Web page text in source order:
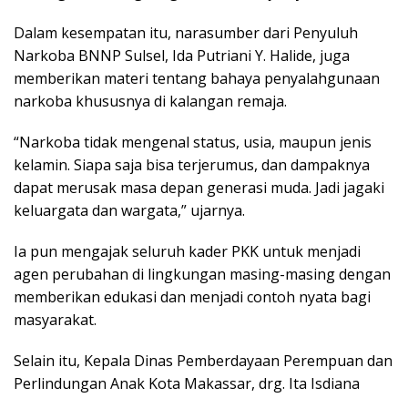
Dalam kesempatan itu, narasumber dari Penyuluh
Narkoba BNNP Sulsel, Ida Putriani Y. Halide, juga
memberikan materi tentang bahaya penyalahgunaan
narkoba khususnya di kalangan remaja.
“Narkoba tidak mengenal status, usia, maupun jenis
kelamin. Siapa saja bisa terjerumus, dan dampaknya
dapat merusak masa depan generasi muda. Jadi jagaki
keluargata dan wargata,” ujarnya.
Ia pun mengajak seluruh kader PKK untuk menjadi
agen perubahan di lingkungan masing-masing dengan
memberikan edukasi dan menjadi contoh nyata bagi
masyarakat.
Selain itu, Kepala Dinas Pemberdayaan Perempuan dan
Perlindungan Anak Kota Makassar, drg. Ita Isdiana